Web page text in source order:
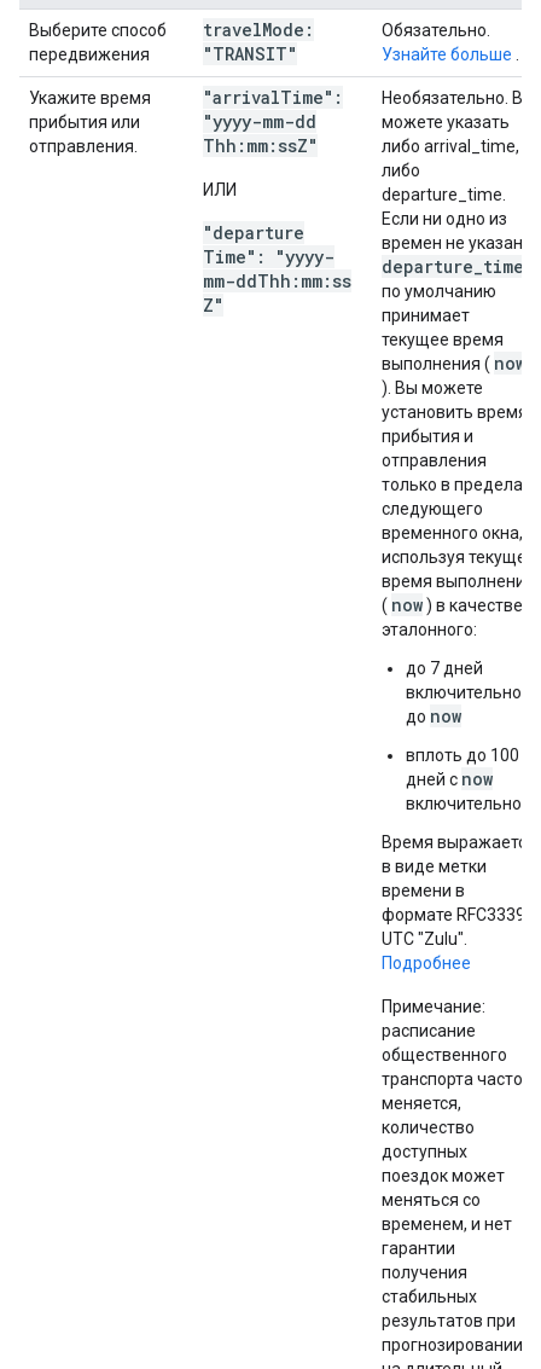
Выберите способ
передвижения
travelMode:
"TRANSIT"
Обязательно.
Узнайте больше
Укажите время
прибытия или
отправления.
"arrivalTime":
"yyyy-mm-dd
Thh:mm:ssZ"
ИЛИ
"departure
Time": "yyyy-
mm-ddThh:mm:ss
Z"
Необязательно. Вы
можете указать
либо arrival_time,
либо
departure_time.
Если ни одно из
времен не указано,
departure time
по умолчанию
принимает
текущее время
выполнения ( now
). Вы можете
установить время
прибытия и
отправления
только в пределах
следующего
временного окна,
используя текущее
время выполнения
( now) в качестве
эталонного:
до 7 дней
включительно
до now
вплоть до 100
дней с now
включительно
Время выражается
в виде метки
времени в
формате RFC3339
UTC "Zulu".
Подробнее
Примечание:
расписание
общественного
транспорта часто
меняется,
количество
доступных
поездок может
меняться со
временем, и нет
гарантии
получения
стабильных
результатов при
прогнозировании